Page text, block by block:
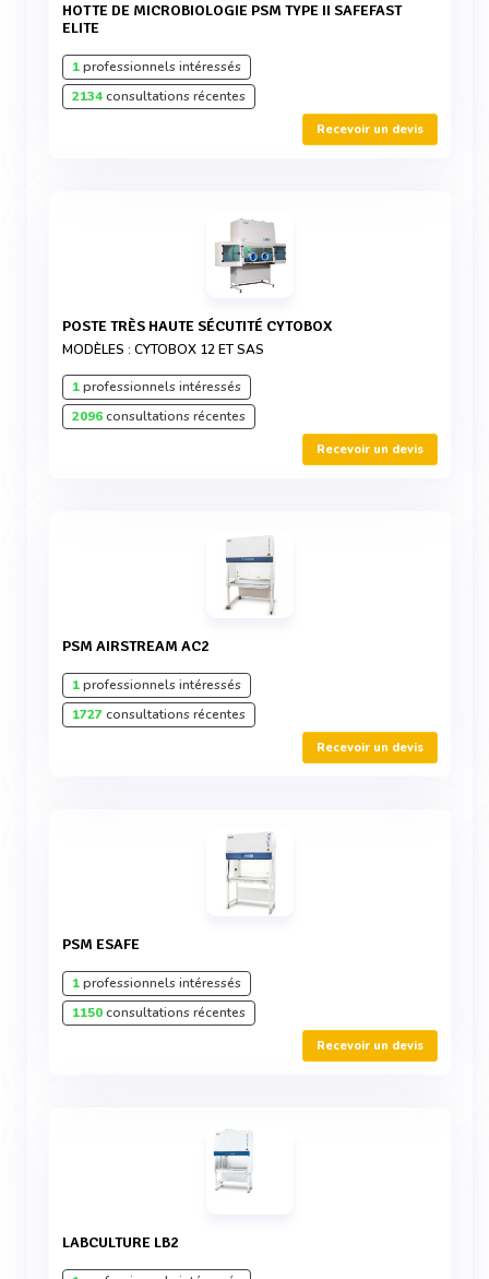
HOTTE DE MICROBIOLOGIE PSM TYPE II SAFEFAST
ELITE
1professionnels intéressés
2134consultations récentes
Recevoir un devis
POSTE TRÈS HAUTE SÉCUTITÉ CYTOBOX
MODÈLES : CYTOBOX 12 ET SAS
1professionnels intéressés
2096consultations récentes
Recevoir un devis
PSM AIRSTREAM AC2
1professionnels intéressés
1727consultations récentes
Recevoir un devis
PSM ESAFE
1professionnels intéressés
1150consultations récentes
Recevoir un devis
LABCULTURE LB2